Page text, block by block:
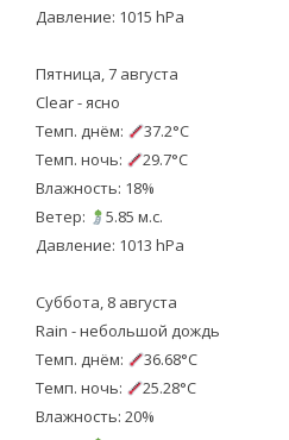
Давление: 1015 hPa
Пятница, 7 августа
Clear - ясно
Темп. днём:
37.2°C
Темп. ночь:
29.7°C
Влажность: 18%
Ветер:
5.85 м.с.
Давление: 1013 hPa
Суббота, 8 августа
Rain - небольшой дождь
Темп. днём:
36.68°C
Темп. ночь:
25.28°C
Влажность: 20%